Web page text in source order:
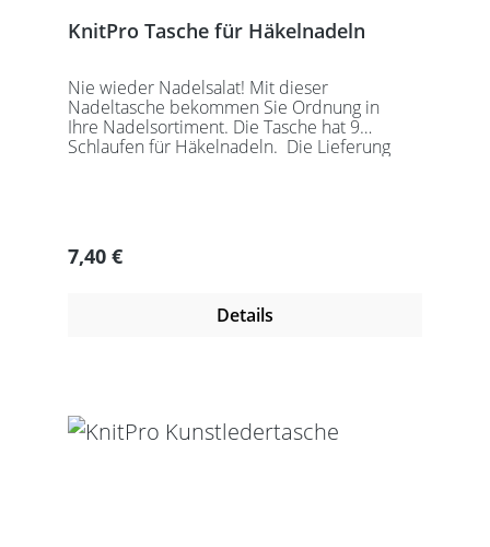
KnitPro Tasche für Häkelnadeln
Nie wieder Nadelsalat! Mit dieser
Nadeltasche bekommen Sie Ordnung in
Ihre Nadelsortiment. Die Tasche hat 9
Schlaufen für Häkelnadeln. Die Lieferung
Regulärer Preis:
7,40 €
Details